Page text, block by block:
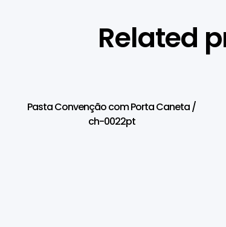
Related
Pasta Convenção com Porta Caneta /
ch-0022pt